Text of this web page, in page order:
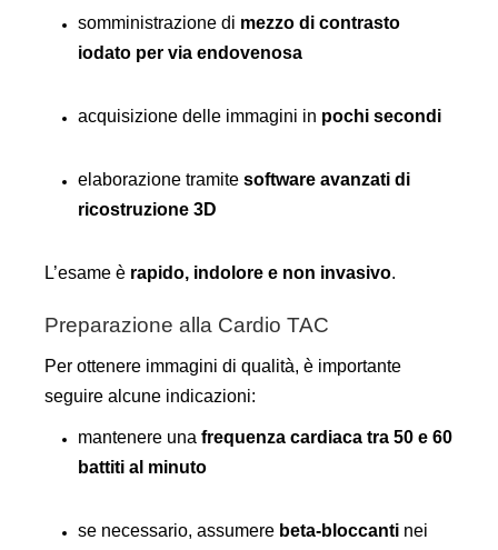
somministrazione di mezzo di contrasto
iodato per via endovenosa
acquisizione delle immagini in pochi secondi
elaborazione tramite software avanzati di
ricostruzione 3D
L’esame è rapido, indolore e non invasivo.
Preparazione alla Cardio TAC
Per ottenere immagini di qualità, è importante
seguire alcune indicazioni:
mantenere una frequenza cardiaca tra 50 e 60
battiti al minuto
se necessario, assumere beta-bloccanti nei